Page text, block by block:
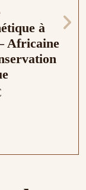
à
Africaine